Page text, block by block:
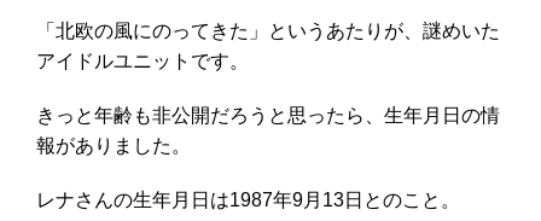
「北欧の風にのってきた」というあたりが、謎めいた
アイドルユニットです。
きっと年齢も非公開だろうと思ったら、生年月日の情
報がありました。
レナさんの生年月日は1987年9月13日とのこと。